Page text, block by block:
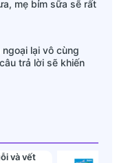
mẹ bỉm sữa sẽ rất
lại vô cùng
trả lời sẽ khiến
và vết